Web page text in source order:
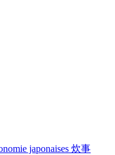
japonaises 炊事